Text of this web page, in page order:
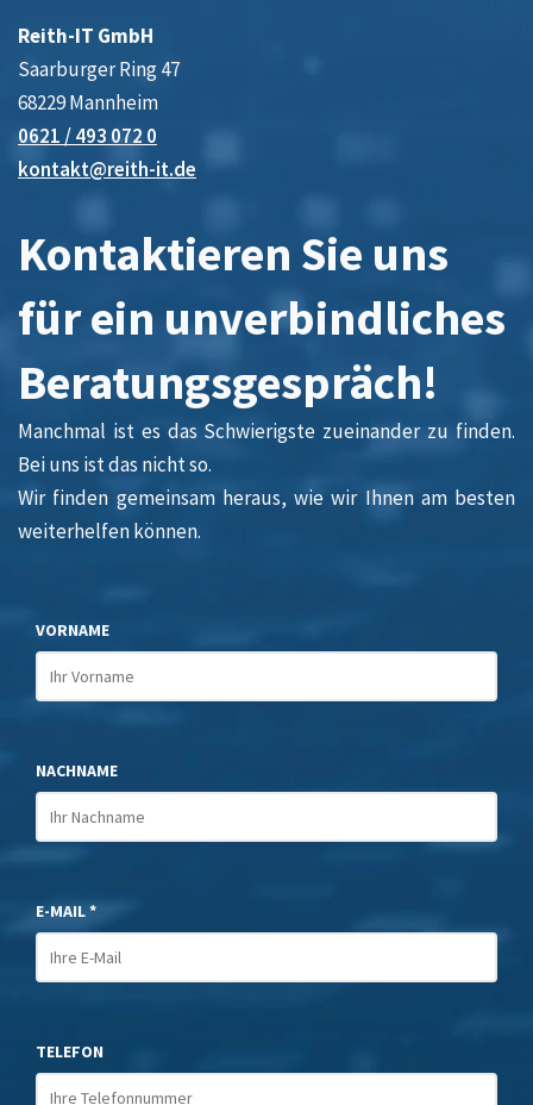
Reith-IT GmbH
Saarburger Ring 47
68229 Mannheim
0621 / 493 072 0
kontakt@reith-it.de
Kontaktieren Sie uns
für ein unverbindliches
Beratungsgespräch!
Manchmal ist es das Schwierigste zueinander zu finden.
Bei uns ist das nicht so.
Wir finden gemeinsam heraus, wie wir Ihnen am besten
weiterhelfen können.
VORNAME
NACHNAME
E-MAIL *
TELEFON